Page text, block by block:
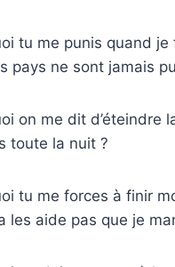
tu me punis quand
pays ne sont jamais
on me dit d’éteindre
toute la nuit ?
tu me forces à finir
les aide pas que je